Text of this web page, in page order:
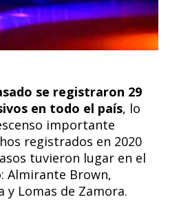
se registraron 29
en todo el país, lo
importante
registrados en 2020
tuvieron lugar en el
Almirante Brown,
y Lomas de Zamora.